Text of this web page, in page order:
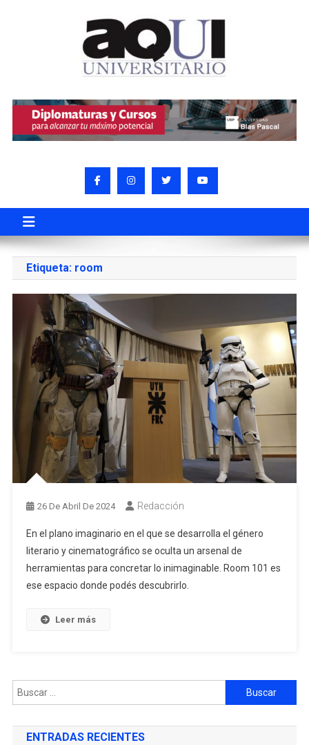
Etiqueta: room
26 De Abril De 2024 Redacción
En el plano imaginario en el que se desarrolla el género
literario y cinematográfico se oculta un arsenal de
herramientas para concretar lo inimaginable. Room 101 es
ese espacio donde podés descubrirlo.
Leer más
ENTRADAS RECIENTES